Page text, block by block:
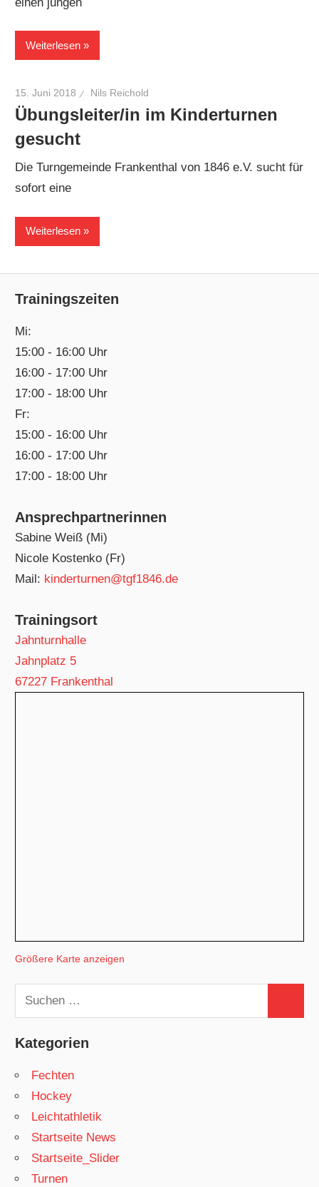
Weiterlesen
15. Juni 2018 Nils Reichold
Übungsleiter/in im Kinderturnen
gesucht
Die Turngemeinde Frankenthal von 1846 e.V. sucht für
sofort eine
Weiterlesen
Trainingszeiten
Mi:
15:00 - 16:00 Uhr
16:00 - 17:00 Uhr
17:00 - 18:00 Uhr
Fr:
15:00 - 16:00 Uhr
16:00 - 17:00 Uhr
17:00 - 18:00 Uhr
Ansprechpartnerinnen
Sabine Weiß (Mi)
Nicole Kostenko (Fr)
Mail: kinderturnen@tgf1846.de
Trainingsort
Jahnturnhalle
Jahnplatz 5
67227 Frankenthal
Größere Karte anzeigen
Suchen
nach:
Kategorien
Fechten
Hockey
Leichtathletik
Startseite News
Startseite_Slider
Turnen